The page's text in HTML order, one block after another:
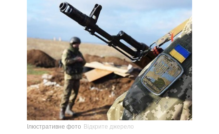
Ілюстративне фото Відкрите джерело